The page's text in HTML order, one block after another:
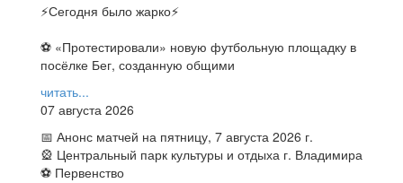
⚡️Сегодня было жарко⚡️
⚽ ️«Протестировали» новую футбольную площадку в
посёлке Бег, созданную общими
читать...
07 августа 2026
📅 Анонс матчей на пятницу, 7 августа 2026 г.
🎡 Центральный парк культуры и отдыха г. Владимира
⚽ Первенство